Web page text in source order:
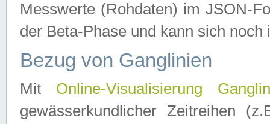
Messwerte (Rohdaten) im JSON-
der Beta-Phase und kann sich noch
Bezug von Ganglinien
Mit Online-Visualisierung
gewässerkundlicher Zeitreihen